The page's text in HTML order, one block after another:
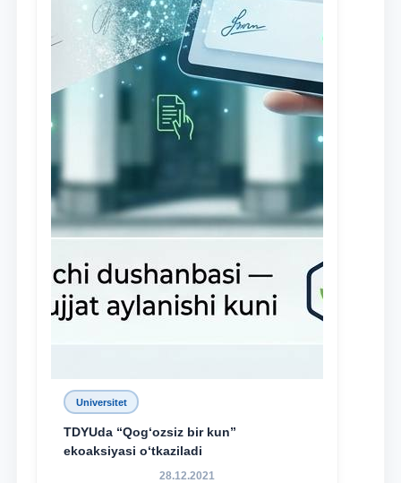
Universitet
TDYUda “Qog‘ozsiz bir kun”
ekoaksiyasi o‘tkaziladi
28.12.2021